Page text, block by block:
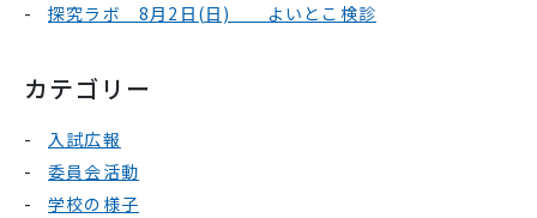
探究ラボ 8月2日(日) よいとこ検診
カテゴリー
入試広報
委員会活動
学校の様子